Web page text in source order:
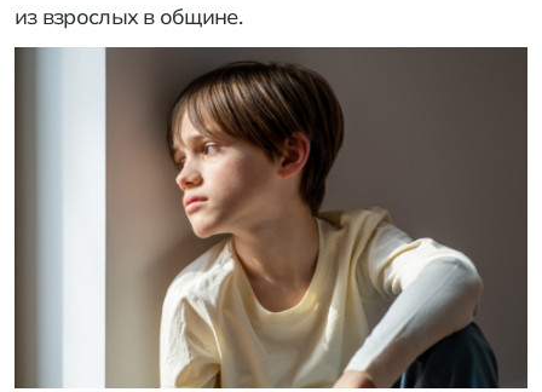
из взрослых в общине.